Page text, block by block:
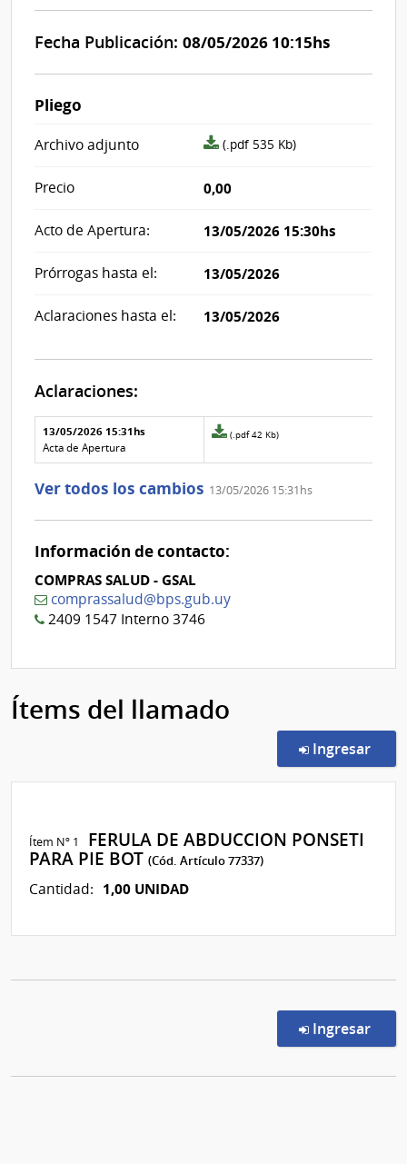
Fecha Publicación: 08/05/2026 10:15hs
Pliego
Archivo adjunto
archivo
(.pdf 535 Kb)
Precio 0,00
Acto de Apertura: 13/05/2026 15:30hs
Prórrogas hasta el: 13/05/2026
Aclaraciones hasta el: 13/05/2026
Aclaraciones:
Aclaraciones del llamado
Fecha y
texto de
la
Archivo
de la
13/05/2026 15:31hs
Acta de Apertura
Archivo
de
aclaración
0
(.pdf 42 Kb)
Ver todos los cambios 13/05/2026 15:31hs
Información de contacto:
COMPRAS SALUD - GSAL
comprassalud@bps.gub.uy
2409 1547 Interno 3746
Ítems del llamado
Ingresar
Ítem Nº 1
FERULA DE ABDUCCION PONSETI
PARA PIE BOT(Cód. Artículo 77337)
Cantidad: 1,00 UNIDAD
Ingresar